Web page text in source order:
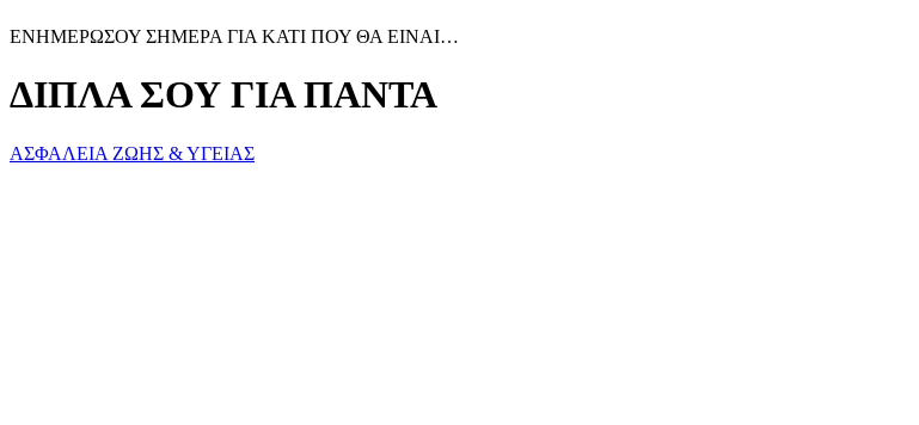
ΕΝΗΜΕΡΩΣΟΥ ΣΗΜΕΡΑ ΓΙΑ ΚΑΤΙ ΠΟΥ ΘΑ ΕΙΝΑΙ…
ΔΙΠΛΑ ΣΟΥ ΓΙΑ ΠΑΝΤΑ
ΑΣΦΑΛΕΙΑ ΖΩΗΣ & ΥΓΕΙΑΣ